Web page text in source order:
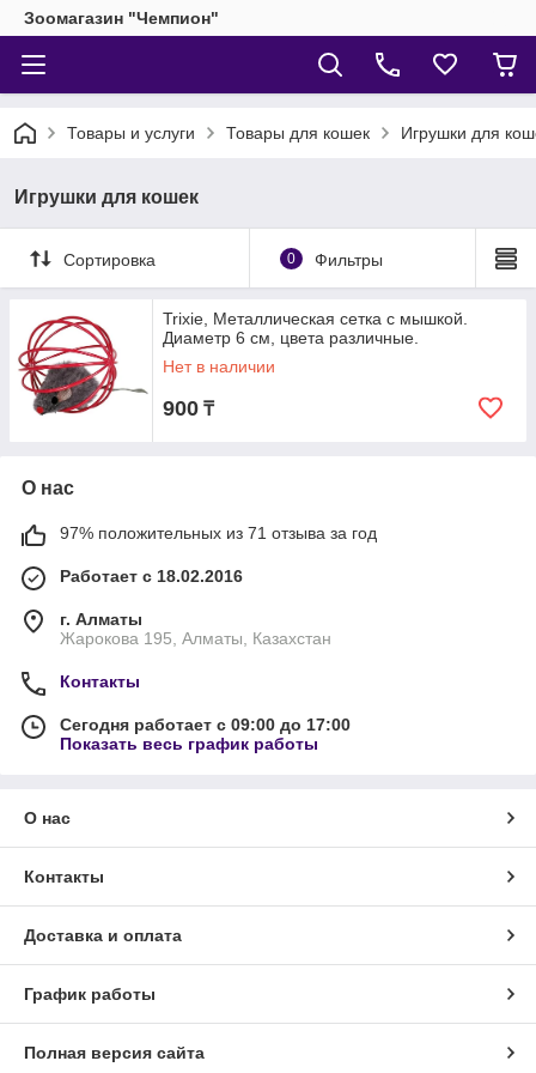
Зоомагазин "Чемпион"
Товары и услуги Товары для кошек Игрушки для
Игрушки для кошек
Сортировка 0 Фильтры
Trixie, Металлическая сетка с мышкой.
Диаметр 6 см, цвета различные.
Нет в наличии
900 ₸
О нас
97% положительных из 71 отзыва за год
Работает с 18.02.2016
г. Алматы
Жарокова 195, Алматы, Казахстан
Контакты
Сегодня работает с 09:00 до 17:00
Показать весь график работы
О нас
Контакты
Доставка и оплата
График работы
Полная версия сайта